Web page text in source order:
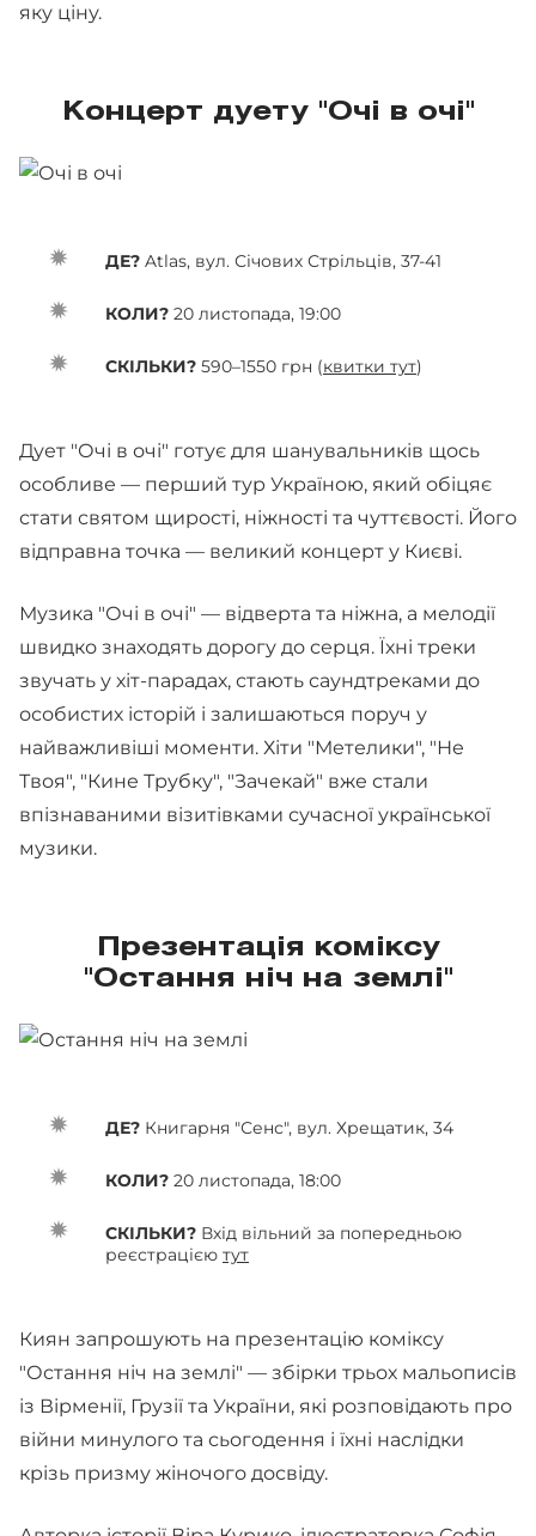
яку ціну.
Концерт дуету "Очі в очі"
ДЕ? Atlas, вул. Січових Стрільців, 37-41
КОЛИ? 20 листопада, 19:00
СКІЛЬКИ? 590–1550 грн (квитки тут)
Дует "Очі в очі" готує для шанувальників щось
особливе — перший тур Україною, який обіцяє
стати святом щирості, ніжності та чуттєвості. Його
відправна точка — великий концерт у Києві.
Музика "Очі в очі" — відверта та ніжна, а мелодії
швидко знаходять дорогу до серця. Їхні треки
звучать у хіт-парадах, стають саундтреками до
особистих історій і залишаються поруч у
найважливіші моменти. Хіти "Метелики", "Не
Твоя", "Кине Трубку", "Зачекай" вже стали
впізнаваними візитівками сучасної української
музики.
Презентація коміксу
"Остання ніч на землі"
ДЕ? Книгарня "Сенс", вул. Хрещатик, 34
КОЛИ? 20 листопада, 18:00
СКІЛЬКИ? Вхід вільний за попередньою
реєстрацією тут
Киян запрошують на презентацію коміксу
"Остання ніч на землі" — збірки трьох мальописів
із Вірменії, Грузії та України, які розповідають про
війни минулого та сьогодення і їхні наслідки
крізь призму жіночого досвіду.